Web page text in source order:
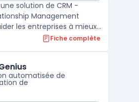
solution de CRM -
Management
les entreprises à mieux
de vente. Elle offre des
et des rapports
aid ...
Fiche complète
automatisée de
de